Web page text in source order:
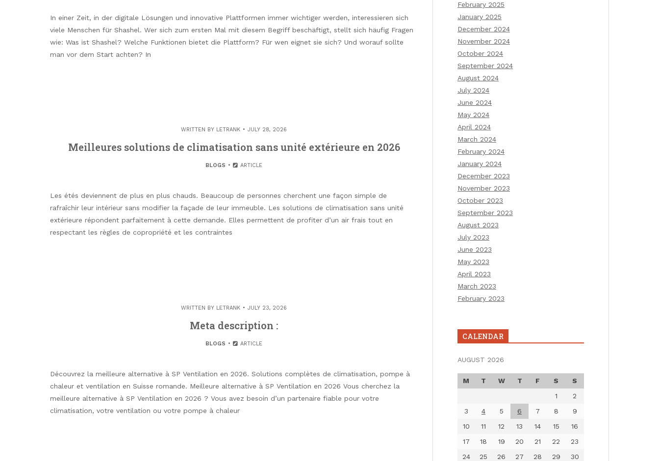
In einer Zeit, in der digitale Lösungen und innovative Plattformen immer wichtiger werden, interessieren sich
viele Menschen für Shashel. Wer sich zum ersten Mal mit diesem Begriff beschäftigt, stellt sich häufig Fragen
wie: Was ist Shashel? Welche Funktionen bietet die Plattform? Für wen eignet sie sich? Und worauf sollte
man vor dem Start achten? In
WRITTEN BY LETRANK JULY 28, 2026
Meilleures solutions de climatisation sans unité extérieure en 2026
BLOGS ARTICLE
Les étés deviennent de plus en plus chauds. Beaucoup de personnes cherchent une façon simple de
rafraîchir leur intérieur sans modifier la façade de leur immeuble. Les solutions de climatisation sans unité
extérieure répondent parfaitement à cette demande. Elles permettent de profiter d’un air frais tout en
respectant les règles de copropriété et les contraintes
WRITTEN BY LETRANK JULY 23, 2026
Meta description :
BLOGS ARTICLE
Découvrez la meilleure alternative à SP Ventilation en 2026. Solutions complètes de climatisation, pompe à
chaleur et ventilation en Suisse romande. Meilleure alternative à SP Ventilation en 2026 Vous cherchez la
meilleure alternative à SP Ventilation en 2026 ? Vous avez besoin d’un partenaire fiable pour votre
climatisation, votre ventilation ou votre pompe à chaleur
February 2025
January 2025
December 2024
November 2024
October 2024
September 2024
August 2024
July 2024
June 2024
May 2024
April 2024
March 2024
February 2024
January 2024
December 2023
November 2023
October 2023
September 2023
August 2023
July 2023
June 2023
May 2023
April 2023
March 2023
February 2023
CALENDAR
AUGUST 2026
M T W T F S
S
1
2
3
4 5 6 7 8
9
10
11 12 13 14 15
16
17
18 19 20 21 22
23
24
25 26 27 28 29
30